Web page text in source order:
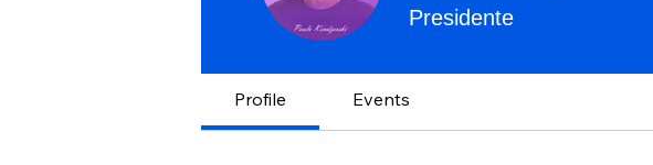
Presidente
Profile Events